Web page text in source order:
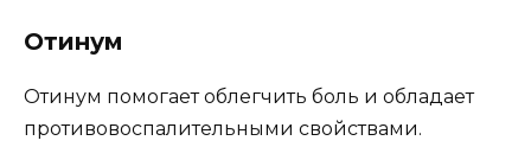
Отинум
Отинум помогает облегчить боль и обладает
противовоспалительными свойствами.